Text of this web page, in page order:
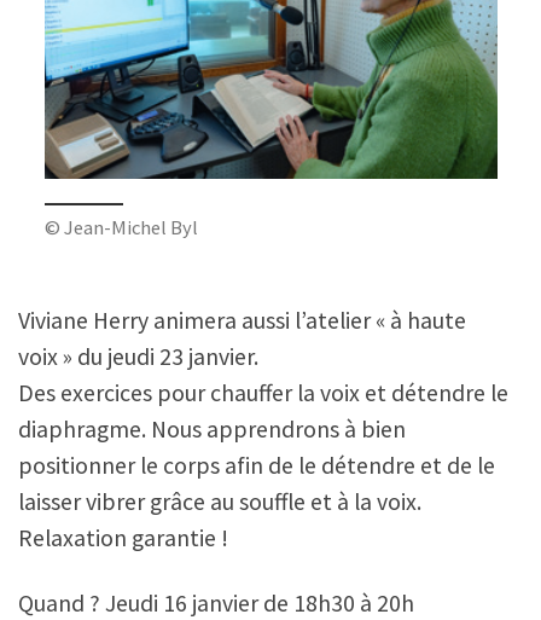
© Jean-Michel Byl
Viviane Herry animera aussi l’atelier « à haute
voix » du jeudi 23 janvier.
Des exercices pour chauffer la voix et détendre le
diaphragme. Nous apprendrons à bien
positionner le corps afin de le détendre et de le
laisser vibrer grâce au souffle et à la voix.
Relaxation garantie !
Quand ? Jeudi 16 janvier de 18h30 à 20h